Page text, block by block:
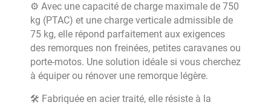
⚙️ Avec une capacité de charge maximale de 750
kg (PTAC) et une charge verticale admissible de
75 kg, elle répond parfaitement aux exigences
des remorques non freinées, petites caravanes ou
porte-motos. Une solution idéale si vous cherchez
à équiper ou rénover une remorque légère.
🛠️ Fabriquée en acier traité, elle résiste à la